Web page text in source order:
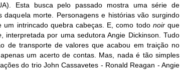
Esta busca pelo passado mostra uma série de
daquela morte. Personagens e histórias vão surgindo
intrincado quebra cabeças. E, como todo noirque
, interpretada por uma sedutora Angie Dickinson. Tudo
de transporte de valores que acabou em traição no
um acerto de contas. Mas, nada é tão simples
do trio John Cassavetes - Ronald Reagan - Angie